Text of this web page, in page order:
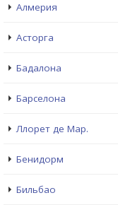
Алмерия
Асторга
Бадалона
Барселона
Ллорет де Мар.
Бенидорм
Бильбао